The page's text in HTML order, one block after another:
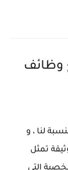
وظائف
لنا ، و
تمثل
التي